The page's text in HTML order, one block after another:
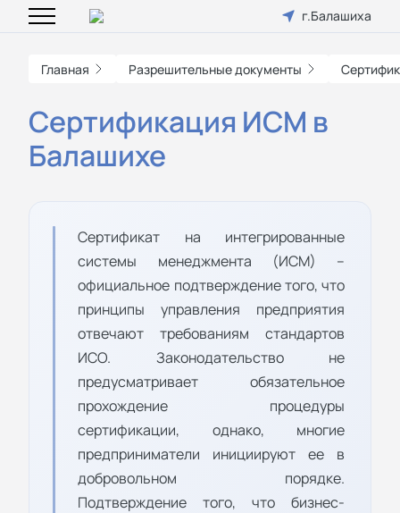
г.Балашиха
Главная Разрешительные документы
Сертификация ИСМ в
Балашихе
Сертификат на интегрированные
системы менеджмента (ИСМ) –
официальное подтверждение того, что
принципы управления предприятия
отвечают требованиям стандартов
ИСО. Законодательство не
предусматривает обязательное
прохождение процедуры
сертификации, однако, многие
предприниматели инициируют ее в
добровольном порядке.
Подтверждение того, что бизнес-